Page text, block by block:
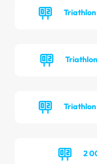
Triathlon
Triathlon
2